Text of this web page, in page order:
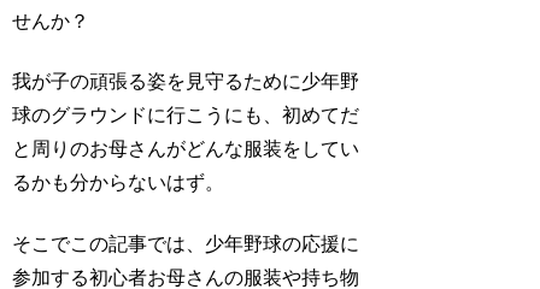
せんか？
我が子の頑張る姿を見守るために少年野
球のグラウンドに行こうにも、初めてだ
と周りのお母さんがどんな服装をしてい
るかも分からないはず。
そこでこの記事では、少年野球の応援に
参加する初心者お母さんの服装や持ち物